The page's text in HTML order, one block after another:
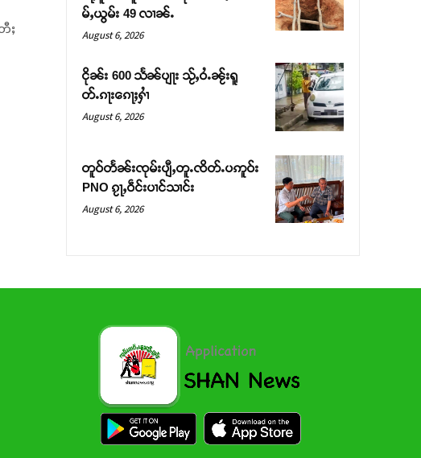
မ်ႇယွမ်း 49 လၢၼ်ႉ
August 6, 2026
ငိုၼ်း 600 သႅၼ်ပျႃး သႂ်ႇဝႆႉၼႂ်းရူ
တ်ႉၵႃးၵေႃႈႁၢႆ
August 6, 2026
တူဝ်တႅၼ်းၸုမ်းပျီႇတူႉၸိတ်ႉပဢူဝ်း
PNO ၵႂႃႇဝဵင်းပၢင်သၢင်း
August 6, 2026